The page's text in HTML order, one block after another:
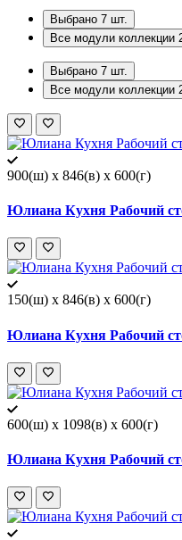
Выбрано 7 шт.
Все модули коллекции
Выбрано 7 шт.
Все модули коллекции
900(ш) x 846(в) x 600(г)
Юлиана Кухня Рабочий
150(ш) x 846(в) x 600(г)
Юлиана Кухня Рабочий
600(ш) x 1098(в) x 600(г)
Юлиана Кухня Рабочий